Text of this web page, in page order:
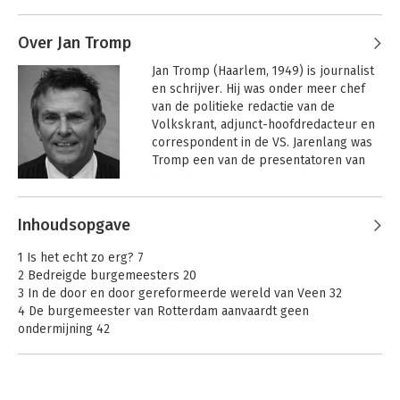
Over Jan Tromp
Jan Tromp (Haarlem, 1949) is journalist
en schrijver. Hij was onder meer chef
van de politieke redactie van de
Volkskrant, adjunct-hoofdredacteur en
correspondent in de VS. Jarenlang was
Tromp een van de presentatoren van
morgen.
mr. Dries van Agt (samen met Paul
Witteman) Deinig aan Zee, schipperen in
Den Haag, In New York en domweg
gelukkig, De Achterkant van Nederland,
verstrengeld raken (samen met Pieter
Andere boeken door Jan Tromp
Inhoudsopgave
1 Is het echt zo erg? 7
2 Bedreigde burgemeesters 20
3 In de door en door gereformeerde wereld van Veen 32
4 De burgemeester van Rotterdam aanvaardt geen
ondermijning 42